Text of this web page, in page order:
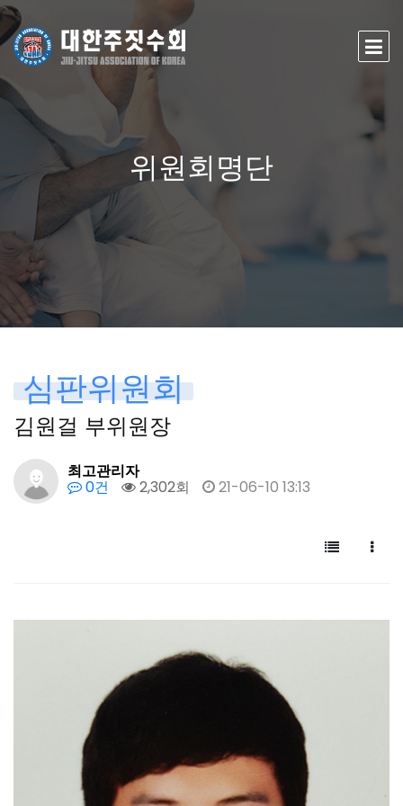
위원회명단
심판위원회
김원걸 부위원장
최고관리자
0건 2,302회 21-06-10 13:13